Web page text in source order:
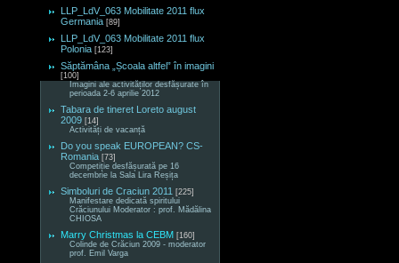
LLP_LdV_063 Mobilitate 2011 flux
Germania [89]
LLP_LdV_063 Mobilitate 2011 flux
Polonia [123]
Săptămâna „Școala altfel” în imagini
[100]
Imagini ale activităților desfășurate în
perioada 2-6 aprilie 2012
Tabara de tineret Loreto august
2009 [14]
Activități de vacanță
Do you speak EUROPEAN? CS-
Romania [73]
Competiție desfășurată pe 16
decembrie la Sala Lira Reșița
Simboluri de Craciun 2011 [225]
Manifestare dedicată spiritului
Crăciunului Moderator : prof. Mădălina
CHIOSA
Marry Christmas la CEBM [160]
Colinde de Crăciun 2009 - moderator
prof. Emil Varga